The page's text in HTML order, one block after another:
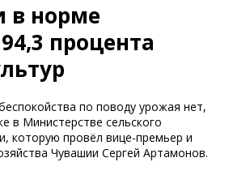
в норме
процента
по поводу урожая нет,
в Министерстве сельского
которую провёл вице-премьер и
Чувашии Сергей Артамонов.